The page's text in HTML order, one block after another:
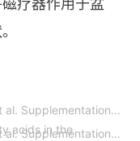
疗器作用于盆
al. Supplementation
acids in the
al. Supplementation